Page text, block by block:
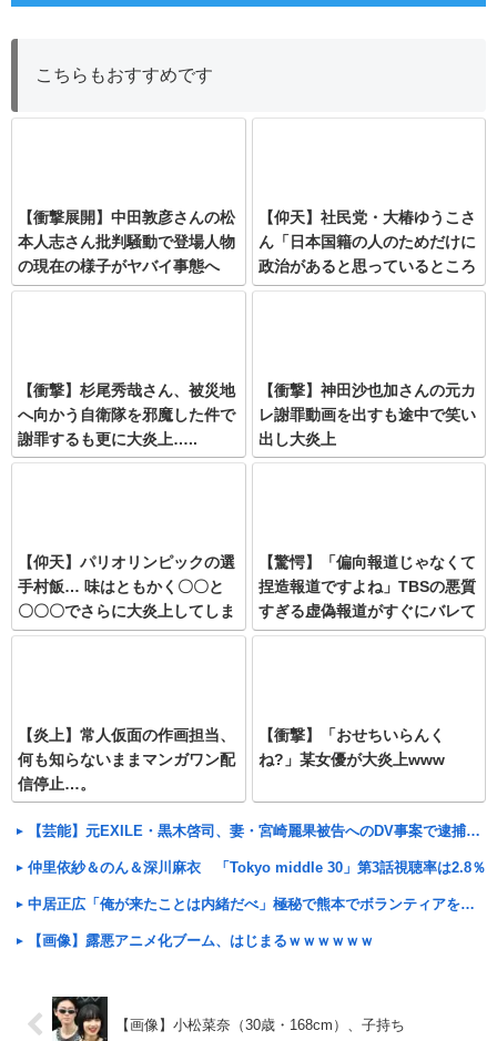
こちらもおすすめです
【衝撃展開】中田敦彦さんの松
本人志さん批判騒動で登場人物
の現在の様子がヤバイ事態へ
【仰天】社民党・大椿ゆうこさ
ん「日本国籍の人のためだけに
政治があると思っているところ
が間違い」→炎上しまくりまさ
【衝撃】杉尾秀哉さん、被災地
へ向かう自衛隊を邪魔した件で
謝罪するも更に大炎上…..
【衝撃】神田沙也加さんの元カ
レ謝罪動画を出すも途中で笑い
出し大炎上
【仰天】パリオリンピックの選
手村飯… 味はともかく〇〇と
〇〇〇でさらに大炎上してしま
いカオス状態にwww
【驚愕】「偏向報道じゃなくて
捏造報道ですよね」TBSの悪質
すぎる虚偽報道がすぐにバレて
大炎上してしまうwww
【炎上】常人仮面の作画担当、
何も知らないままマンガワン配
信停止…。
【衝撃】「おせちいらんく
ね?」某女優が大炎上www
【芸能】元EXILE・黒木啓司、妻・宮崎麗果被告へのDV事案で逮捕されていた 宮崎は全身打撲、頭部裂
仲里依紗＆のん＆深川麻衣 「Tokyo middle 30」第3話視聴率は2.8％
中居正広「俺が来たことは内緒だべ」極秘で熊本でボランティアをしていたwwwwwww
【画像】露悪アニメ化ブーム、はじまるｗｗｗｗｗｗ
【画像】小松菜奈（30歳・168cm）、子持ち